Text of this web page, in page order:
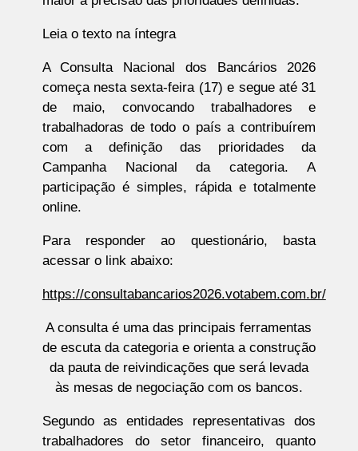
Leia o texto na íntegra
A Consulta Nacional dos Bancários 2026
começa nesta sexta-feira (17) e segue até 31
de maio, convocando trabalhadores e
trabalhadoras de todo o país a contribuírem
com a definição das prioridades da
Campanha Nacional da categoria. A
participação é simples, rápida e totalmente
online.
Para responder ao questionário, basta
acessar o link abaixo:
https://consultabancarios2026.votabem.com.br/
A consulta é uma das principais ferramentas
de escuta da categoria e orienta a construção
da pauta de reivindicações que será levada
às mesas de negociação com os bancos.
Segundo as entidades representativas dos
trabalhadores do setor financeiro, quanto